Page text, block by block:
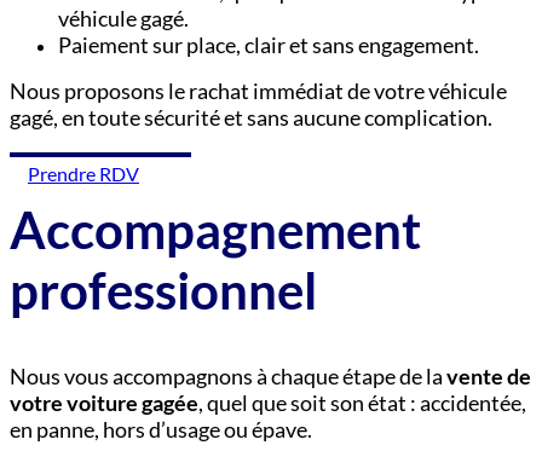
véhicule gagé.
Paiement sur place, clair et sans engagement.
Nous proposons le rachat immédiat de votre véhicule
gagé, en toute sécurité et sans aucune complication.
Prendre RDV
Accompagnement
professionnel
Nous vous accompagnons à chaque étape de lavente de
votre voiture gagée, quel que soit son état : accidentée,
en panne, hors d’usage ou épave.